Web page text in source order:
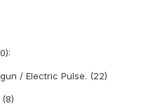
/ Electric Pulse. (22)